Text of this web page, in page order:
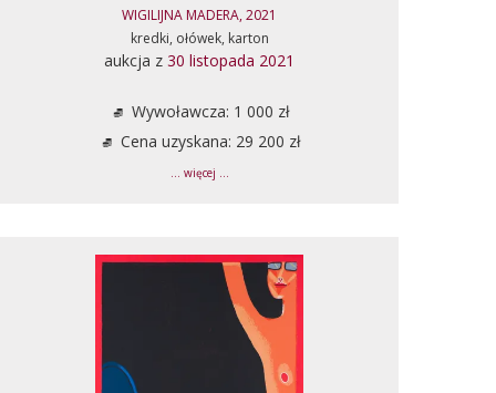
WIGILIJNA MADERA, 2021
kredki, ołówek, karton
aukcja z 30 listopada 2021
Wywoławcza: 1 000 zł
Cena uzyskana: 29 200 zł
... więcej ...